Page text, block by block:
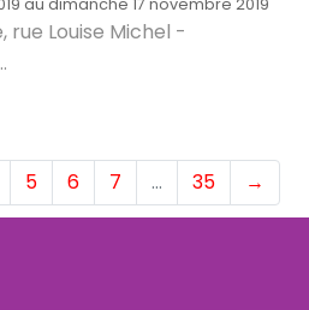
au dimanche 17 novembre 2019
rue Louise Michel -
5 6 7 … 35 →